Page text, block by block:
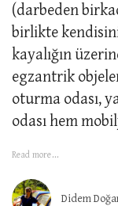
(darbeden
birlikte
kayalığın
egzantrik
oturma odası,
odası hem
Read more...
Didem